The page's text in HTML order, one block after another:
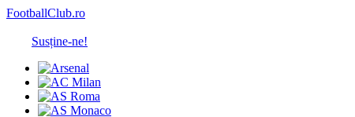
FootballClub.ro
Susține-ne!